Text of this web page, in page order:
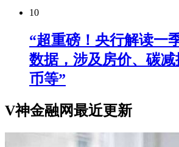
10
“超重磅！央行解读一
数据，涉及房价、碳
币等”
V神金融网最近更新